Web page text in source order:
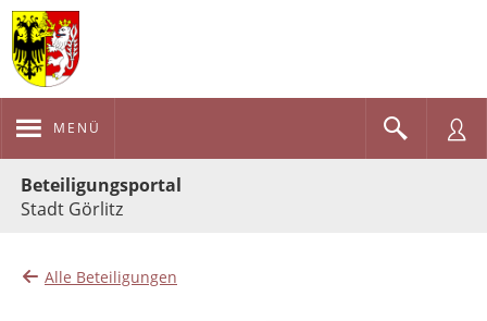
MENÜ
Beteiligungsportal
Stadt Görlitz
Alle Beteiligungen